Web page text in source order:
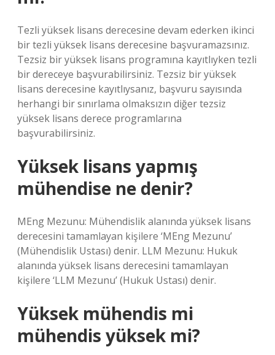
Tezli yüksek lisans derecesine devam ederken ikinci
bir tezli yüksek lisans derecesine başvuramazsınız.
Tezsiz bir yüksek lisans programına kayıtlıyken tezli
bir dereceye başvurabilirsiniz. Tezsiz bir yüksek
lisans derecesine kayıtlıysanız, başvuru sayısında
herhangi bir sınırlama olmaksızın diğer tezsiz
yüksek lisans derece programlarına
başvurabilirsiniz.
Yüksek lisans yapmış
mühendise ne denir?
MEng Mezunu: Mühendislik alanında yüksek lisans
derecesini tamamlayan kişilere ‘MEng Mezunu’
(Mühendislik Ustası) denir. LLM Mezunu: Hukuk
alanında yüksek lisans derecesini tamamlayan
kişilere ‘LLM Mezunu’ (Hukuk Ustası) denir.
Yüksek mühendis mi
mühendis yüksek mi?